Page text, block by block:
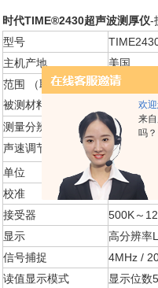
欢迎
来
吗？
时代TIME®2430超声波测厚仪-
型号
主机产地
美国
范围 （取决于探头和
被测材料）
测量范围
隔漆测
测量分辨率
0.01mm
声速调节范围
1000～
单位
公制英制
校准
一点、两
接受器
500K～
显示
高分辨率
信号捕捉
4MHz /
读值显示模式
显示位数